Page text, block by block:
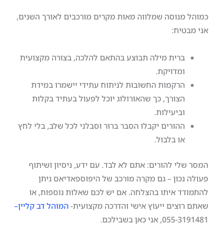
כמוהל מנוסה שמלווה מאות מקרים מורכבים לאורך השנים,
אני מבטיח:
ברית מילה תבוצע בהתאם להלכה, בצורה מקצועית
ומדויקת.
הרקמות החשובות לניתוח עתידי יישמרו במידת
הצורך, כך שהאורולוג יוכל לפעול בעתיד בקלות
וביעילות.
ההורים יקבלו הסבר ברור וסבלני לכל שלב, בלי לחץ
או בלבול.
המסר שלי להורים: אתם לא לבד. עם ידע, ניסיון ושיתוף
פעולה נכון – גם מקרה מורכב של היפוספאדיאס ניתן
להתמודד איתו בהצלחה. אם יש לכם שאלות נוספות, או
שאתם רוצים ייעוץ אישי והדרכה מקצועית-המוהל דב קליין–
055-3191481, אני כאן בשבילכם.